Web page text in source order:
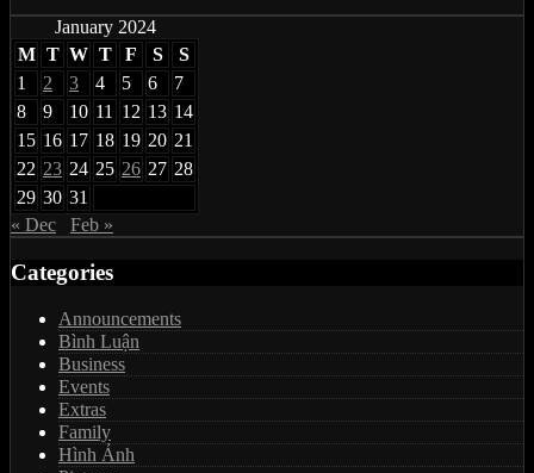
January 2024
M T W T F S
S
1
2 3 4 5 6
7
8
9 10 11 12 13 14
15 16 17 18 19 20 21
22 23 24 25 26 27 28
29 30 31
« Dec
Feb »
Categories
Announcements
Bình Luận
Business
Events
Extras
Family
Hình Ảnh